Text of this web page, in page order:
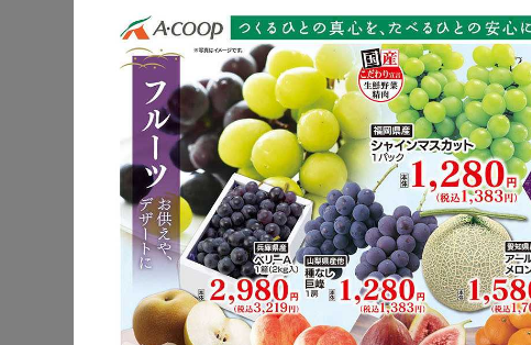
公式サイト
駐車場
電子マネー